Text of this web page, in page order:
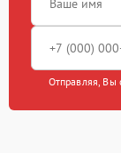
Отправляя, Вы